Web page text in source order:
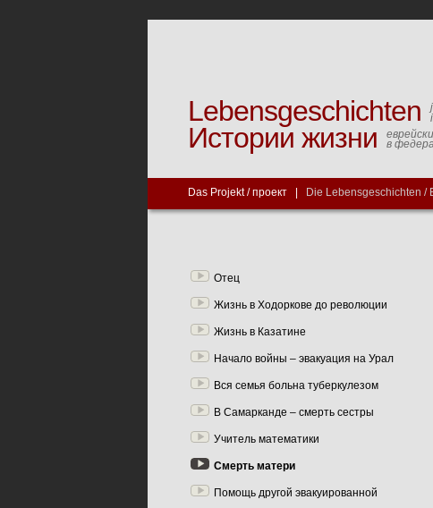
Lebensgeschichten
Истории жизни в
Das Projekt / проект Die Lebensgeschichten /
Отец
Жизнь в Ходоркове до революции
Жизнь в Казатине
Начало войны – эвакуация на Урал
Вся семья больна туберкулезом
В Самарканде – смерть сестры
Учитель математики
Смерть матери
Помощь другой эвакуированной